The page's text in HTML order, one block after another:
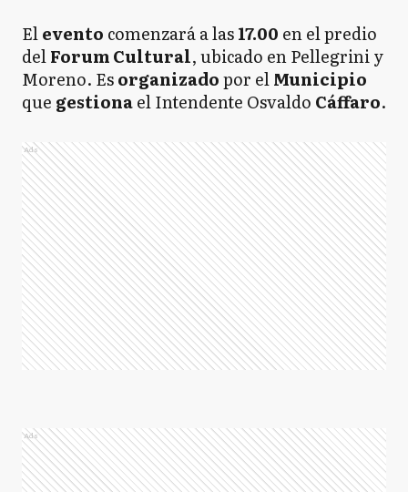
Elevento comenzará a las17.00 en el predio
delForum Cultural, ubicado en Pellegrini y
Moreno. Esorganizadopor elMunicipio
que gestionael Intendente Osvaldo Cáffaro.
Ads
Ads